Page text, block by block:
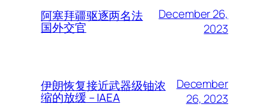
阿塞拜疆驱逐两名法
国外交官
December 26,
2023
伊朗恢复接近武器级铀浓
缩的放缓 – IAEA
December
26, 2023